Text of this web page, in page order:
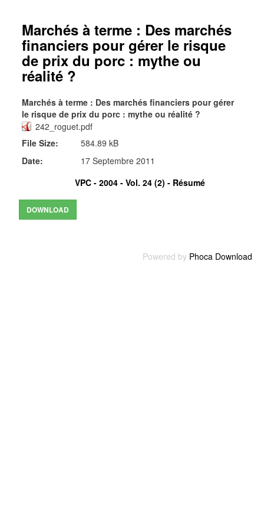
Marchés à terme : Des marchés
financiers pour gérer le risque
de prix du porc : mythe ou
réalité ?
Marchés à terme : Des marchés financiers pour gérer
le risque de prix du porc : mythe ou réalité ?
242_roguet.pdf
File Size:
584.89 kB
Date:
17 Septembre 2011
VPC - 2004 - Vol. 24 (2) - Résumé
Powered by Phoca Download